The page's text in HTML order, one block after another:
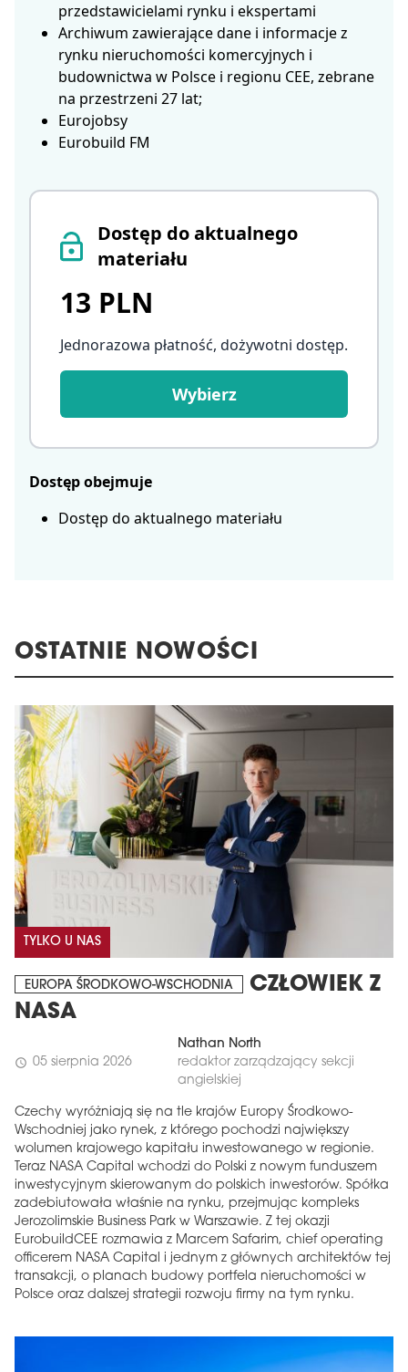
Dostęp do aktualnego
materiału
13 PLN
Jednorazowa płatność, dożywotni dostęp.
Wybierz
Dostęp obejmuje
Dostęp do aktualnego materiału
przedstawicielami rynku i ekspertami
Archiwum zawierające dane i informacje z
rynku nieruchomości komercyjnych i
budownictwa w Polsce i regionu CEE, zebrane
na przestrzeni 27 lat;
Eurojobsy
Eurobuild FM
OSTATNIE NOWOŚCI
TYLKO U NAS
EUROPA ŚRODKOWO-WSCHODNIA
CZŁOWIEK Z
NASA
schedule 05 sierpnia 2026
Nathan North
redaktor zarządzający sekcji
angielskiej
Czechy wyróżniają się na tle krajów Europy Środkowo-
Wschodniej jako rynek, z którego pochodzi największy
wolumen krajowego kapitału inwestowanego w regionie.
Teraz NASA Capital wchodzi do Polski z nowym funduszem
inwestycyjnym skierowanym do polskich inwestorów. Spółka
zadebiutowała właśnie na rynku, przejmując kompleks
Jerozolimskie Business Park w Warszawie. Z tej okazji
EurobuildCEE rozmawia z Marcem Safarim, chief operating
officerem NASA Capital i jednym z głównych architektów tej
transakcji, o planach budowy portfela nieruchomości w
Polsce oraz dalszej strategii rozwoju firmy na tym rynku.